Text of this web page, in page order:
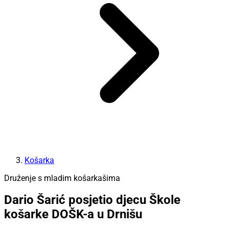
Košarka
Druženje s mladim košarkašima
Dario Šarić posjetio djecu Škole
košarke DOŠK-a u Drnišu